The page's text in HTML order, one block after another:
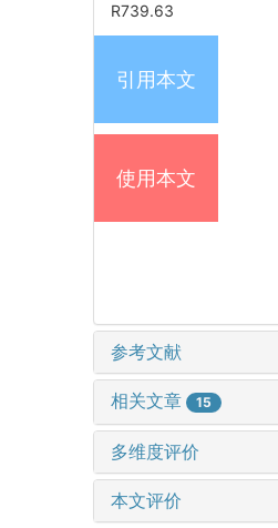
R739.63
引用本文
使用本文
参考文献
相关文章 15
多维度评价
本文评价